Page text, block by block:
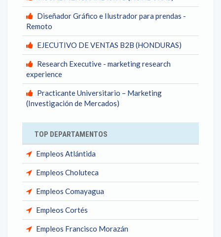
Diseñador Gráfico e Ilustrador para prendas -
Remoto
EJECUTIVO DE VENTAS B2B (HONDURAS)
Research Executive - marketing research
experience
Practicante Universitario – Marketing
(Investigación de Mercados)
TOP DEPARTAMENTOS
Empleos Atlántida
Empleos Choluteca
Empleos Comayagua
Empleos Cortés
Empleos Francisco Morazán